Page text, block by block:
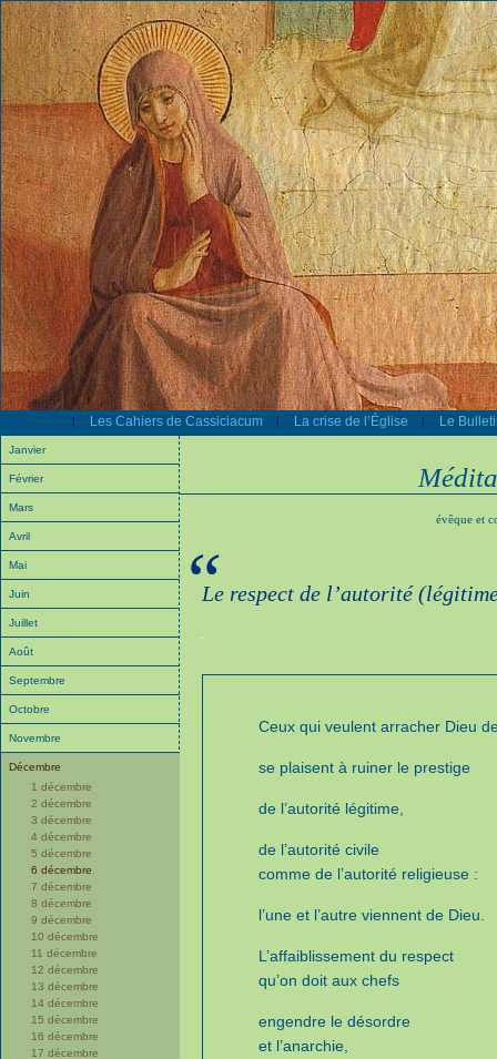
| Les Cahiers de Cassiciacum | La crise de l’Église | Le
Janvier
Février
Mars
Avril
Mai
Juin
Juillet
Août
Septembre
Octobre
Novembre
Décembre
1 décembre
2 décembre
3 décembre
4 décembre
5 décembre
6 décembre
7 décembre
8 décembre
9 décembre
10 décembre
11 décembre
12 décembre
13 décembre
14 décembre
15 décembre
16 décembre
17 décembre
évêque et
“
Le respect de l’autorité
Ceux qui veulent arracher Dieu
se plaisent à ruiner le prestige
de l’autorité légitime,
de l’autorité civile
comme de l’autorité religieuse :
l’une et l’autre viennent de Dieu.
L’affaiblissement du respect
qu’on doit aux chefs
engendre le désordre
et l’anarchie,